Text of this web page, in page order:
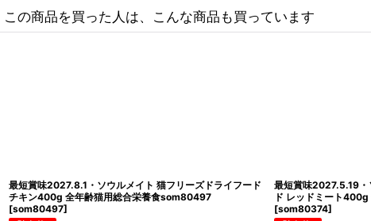
この商品を買った人は、こんな商品も買っています
最短賞味2027.8.1・ソウルメイト 猫フリーズドライフード
チキン400g 全年齢猫用総合栄養食som80497
[som80497]
最短賞味2027.5.19・
ド レッドミート
[som80374]